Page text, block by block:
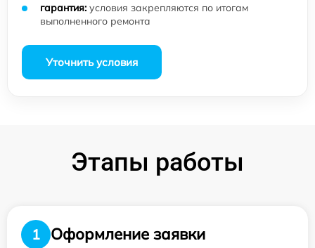
гарантия: условия закрепляются по итогам
выполненного ремонта
Уточнить условия
Этапы работы
1
Оформление заявки